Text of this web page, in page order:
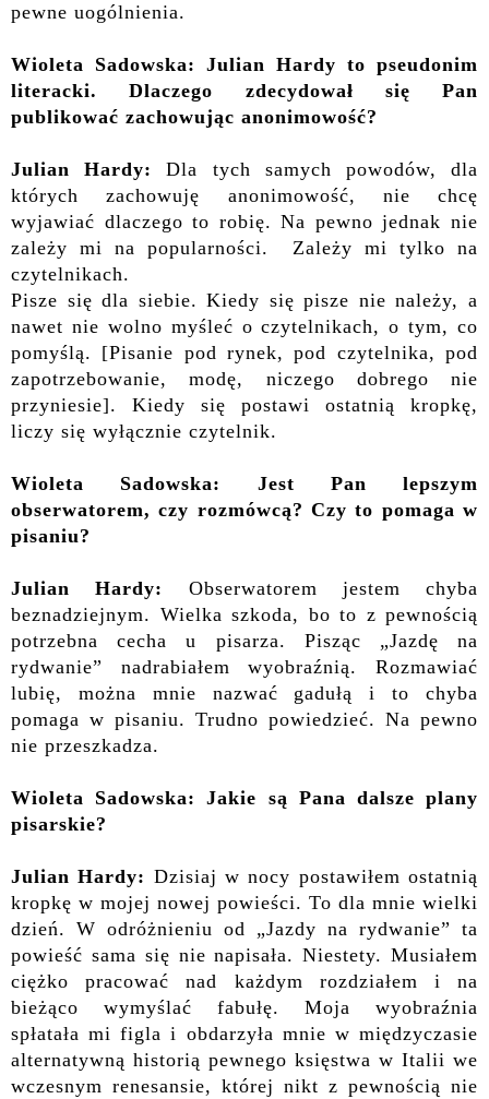
pewne uogólnienia.
Wioleta Sadowska: Julian Hardy to pseudonim
literacki. Dlaczego zdecydował się Pan
publikować zachowując anonimowość?
Julian Hardy:
Dla tych samych powodów, dla
których zachowuję anonimowość, nie chcę
wyjawiać dlaczego to robię. Na pewno jednak nie
zależy mi na popularności. Zależy mi tylko na
czytelnikach.
Pisze się dla siebie. Kiedy się pisze nie należy, a
nawet nie wolno myśleć o czytelnikach, o tym, co
pomyślą. [Pisanie pod rynek, pod czytelnika, pod
zapotrzebowanie, modę, niczego dobrego nie
przyniesie]. Kiedy się postawi ostatnią kropkę,
liczy się wyłącznie czytelnik.
Wioleta Sadowska: Jest Pan lepszym
obserwatorem, czy rozmówcą? Czy to pomaga w
pisaniu?
Julian Hardy: Obserwatorem jestem chyba
beznadziejnym. Wielka szkoda, bo to z pewnością
potrzebna cecha u pisarza. Pisząc „Jazdę na
rydwanie” nadrabiałem wyobraźnią. Rozmawiać
lubię, można mnie nazwać gadułą i to chyba
pomaga w pisaniu. Trudno powiedzieć. Na pewno
nie przeszkadza.
Wioleta Sadowska: Jakie są Pana dalsze plany
pisarskie?
Julian Hardy: Dzisiaj w nocy postawiłem ostatnią
kropkę w mojej nowej powieści. To dla mnie wielki
dzień. W odróżnieniu od „Jazdy na rydwanie” ta
powieść sama się nie napisała. Niestety. Musiałem
ciężko pracować nad każdym rozdziałem i na
bieżąco wymyślać fabułę. Moja wyobraźnia
spłatała mi figla i obdarzyła mnie w międzyczasie
alternatywną historią pewnego księstwa w Italii we
wczesnym renesansie, której nikt z pewnością nie